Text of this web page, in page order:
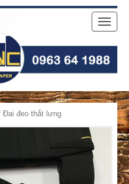
Toggle
Đai đeo thắt lưng